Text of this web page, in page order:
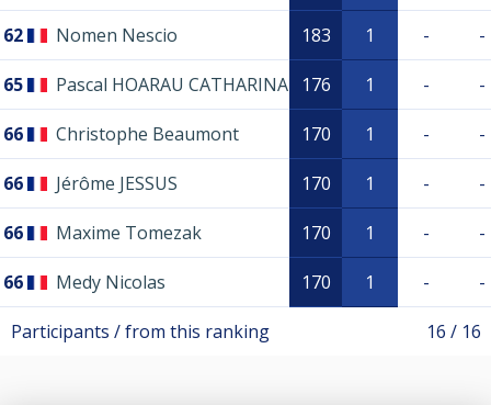
62 Nomen Nescio 183 1 - -
65 Pascal HOARAU CATHARINA 176 1 - -
66 Christophe Beaumont 170 1 - -
66 Jérôme JESSUS 170 1 - -
66 Maxime Tomezak 170 1 - -
66 Medy Nicolas 170 1 - -
Participants / from this ranking 16 / 16